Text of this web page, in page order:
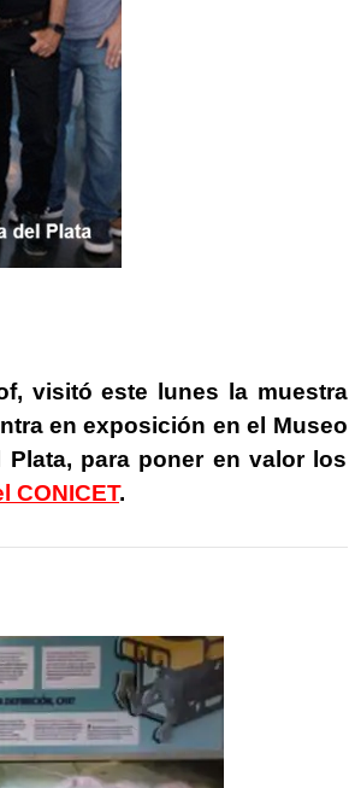
visitó este lunes la muestra
en exposición en el Museo
para poner en valor los
CONICET.